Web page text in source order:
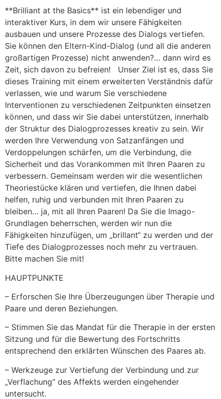
**Brilliant at the Basics** ist ein lebendiger und
interaktiver Kurs, in dem wir unsere Fähigkeiten
ausbauen und unsere Prozesse des Dialogs vertiefen.
Sie können den Eltern-Kind-Dialog (und all die anderen
großartigen Prozesse) nicht anwenden?… dann wird es
Zeit, sich davon zu befreien! Unser Ziel ist es, dass Sie
dieses Training mit einem erweiterten Verständnis dafür
verlassen, wie und warum Sie verschiedene
Interventionen zu verschiedenen Zeitpunkten einsetzen
können, und dass wir Sie dabei unterstützen, innerhalb
der Struktur des Dialogprozesses kreativ zu sein. Wir
werden Ihre Verwendung von Satzanfängen und
Verdoppelungen schärfen, um die Verbindung, die
Sicherheit und das Vorankommen mit Ihren Paaren zu
verbessern. Gemeinsam werden wir die wesentlichen
Theoriestücke klären und vertiefen, die Ihnen dabei
helfen, ruhig und verbunden mit Ihren Paaren zu
bleiben… ja, mit all Ihren Paaren! Da Sie die Imago-
Grundlagen beherrschen, werden wir nun die
Fähigkeiten hinzufügen, um „brillant“ zu werden und der
Tiefe des Dialogprozesses noch mehr zu vertrauen.
Bitte machen Sie mit!
HAUPTPUNKTE
– Erforschen Sie Ihre Überzeugungen über Therapie und
Paare und deren Beziehungen.
– Stimmen Sie das Mandat für die Therapie in der ersten
Sitzung und für die Bewertung des Fortschritts
entsprechend den erklärten Wünschen des Paares ab.
– Werkzeuge zur Vertiefung der Verbindung und zur
„Verflachung“ des Affekts werden eingehender
untersucht.